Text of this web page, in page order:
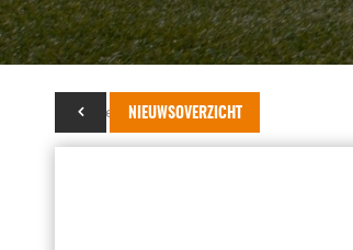
NIEUWSOVERZICHT
21 september 2019